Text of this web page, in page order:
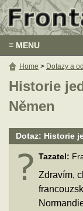
≡ MENU
Historie
Němen
Dotaz: Historie
Tazatel:
Zdravím,
Home > Dotazy a